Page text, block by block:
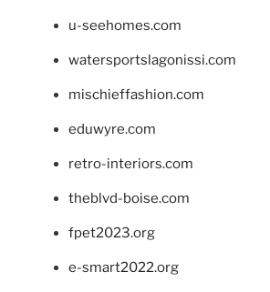
u-seehomes.com
watersportslagonissi.com
mischieffashion.com
eduwyre.com
retro-interiors.com
theblvd-boise.com
fpet2023.org
e-smart2022.org